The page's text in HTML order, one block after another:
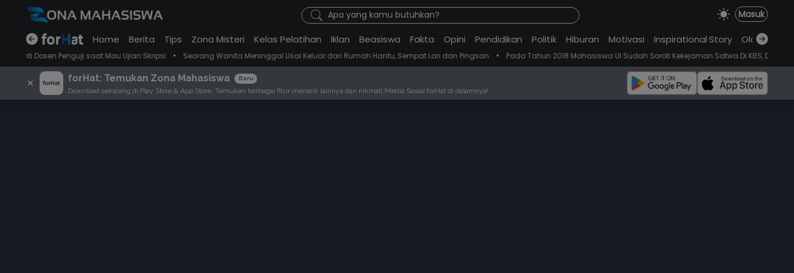
Apa yang kamu butuhkan? Masuk
Home Berita Tips Zona Misteri Kelas Pelatihan Iklan Beasiswa Fakta Opini Pendidikan Politik Hiburan Motivasi InspirationalStory Olahraga
saat Mau Ujian Skripsi • Seorang Wanita Meninggal Usai Keluar dari Rumah Hantu, Sempat Lari dan Pingsan • Pada Tahun 2018 Mahasiswa UI Sudah Soroti Kekejaman Satwa Di KBS, Delapan Tahun
× forHat: Temukan Zona Mahasiswa Baru
Download sekarang di Play Store & App Store. Temukan berbagai fitur menarik lainnya dan nikmati Media Sosial forHat di dalamnya!